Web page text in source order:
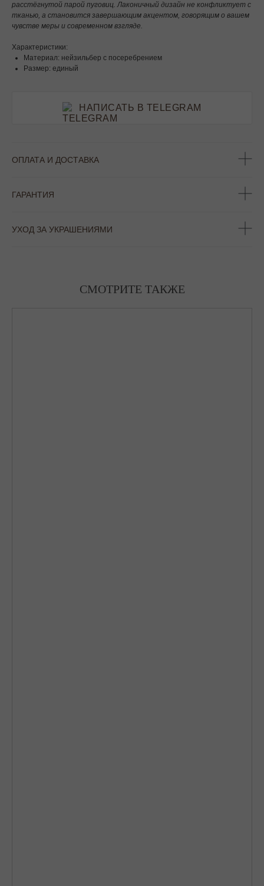
расстёгнутой парой пуговиц. Лаконичный дизайн не конфликтует с
тканью, а становится завершающим акцентом, говорящим о вашем
чувстве меры и современном взгляде.
Характеристики:
Материал: нейзильбер с посеребрением
Размер: единый
НАПИСАТЬ В TELEGRAM
ОПЛАТА И ДОСТАВКА
ГАРАНТИЯ
УХОД ЗА УКРАШЕНИЯМИ
СМОТРИТЕ ТАКЖЕ